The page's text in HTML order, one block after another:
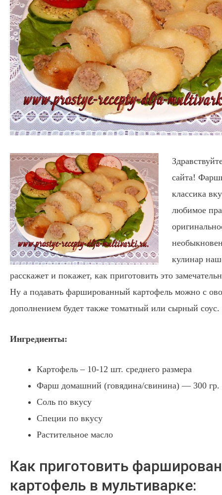
сайта!
классика
любимое
кулинар
расскажет и покажет, как приготовить это
Ну а подавать фаршированный картофель можно с
дополнением будет также томатный или сырный соус.
Ингредиенты:
Картофель – 10-12 шт. среднего размера
Фарш домашний (говядина/свинина) — 300 гр.
Соль по вкусу
Специи по вкусу
Растительное масло
Как приготовить
картофель в мультиварке: